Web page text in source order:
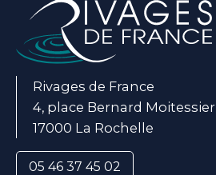
Rivages de France
4, place Bernard Moitessier
17000 La Rochelle
05 46 37 45 02